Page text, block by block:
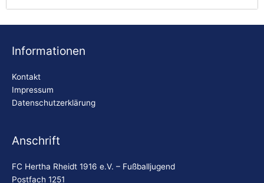
AP Sportswear
Informationen
Kontakt
Impressum
Datenschutzerklärung
Anschrift
FC Hertha Rheidt 1916 e.V. – Fußballjugend
Postfach 1251